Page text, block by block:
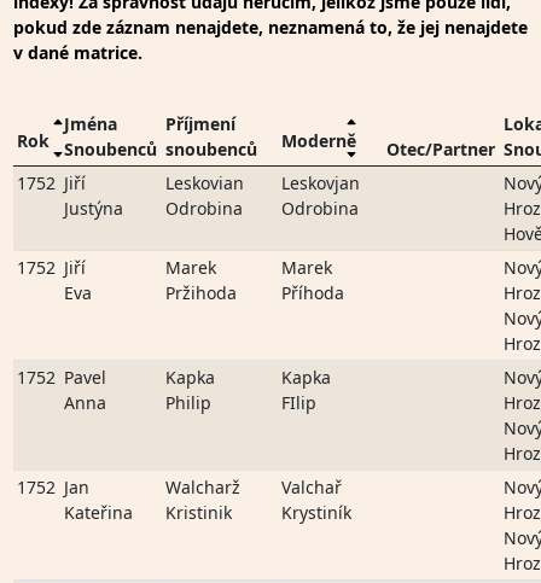
pokud zde záznam nenajdete, neznamená to, že jej nenajdete
v dané matrice.
Rok
Jména
Snoubenců
Příjmení
snoubenců
Moderně Otec/Partner
1752 Jiří
Justýna
Leskovian
Odrobina
Leskovjan
Odrobina
1752 Jiří
Eva
Marek
Pržihoda
Marek
Příhoda
1752 Pavel
Anna
Kapka
Philip
Kapka
FIlip
1752 Jan
Kateřina
Walcharž
Kristinik
Valchař
Krystiník